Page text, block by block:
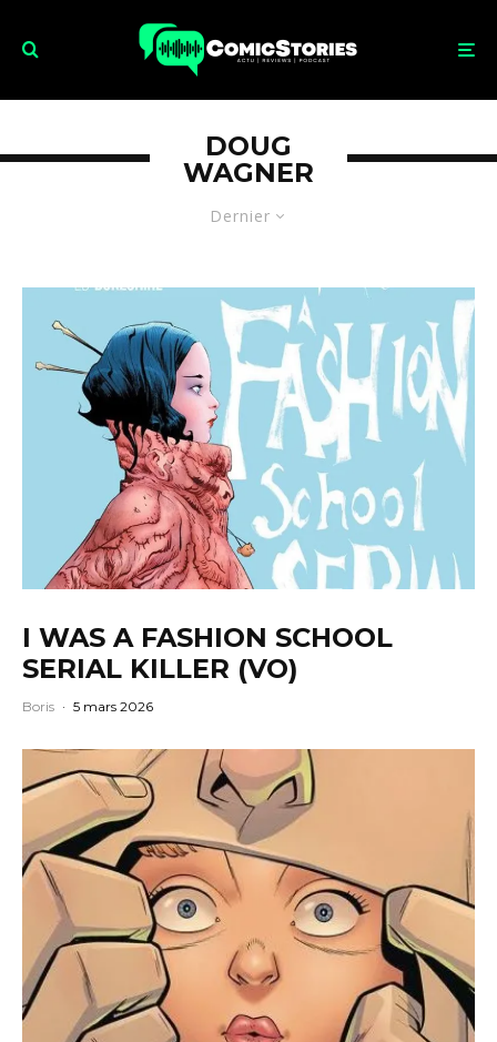
Dernier
DOUG
WAGNER
I WAS A FASHION SCHOOL
SERIAL KILLER (VO)
Boris · 5 mars 2026